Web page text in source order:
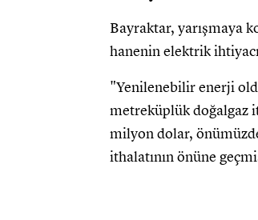
Bayraktar, yarışmaya
hanenin elektrik
"Yenilenebilir enerji
metreküplük doğalgaz
milyon dolar,
ithalatının önüne